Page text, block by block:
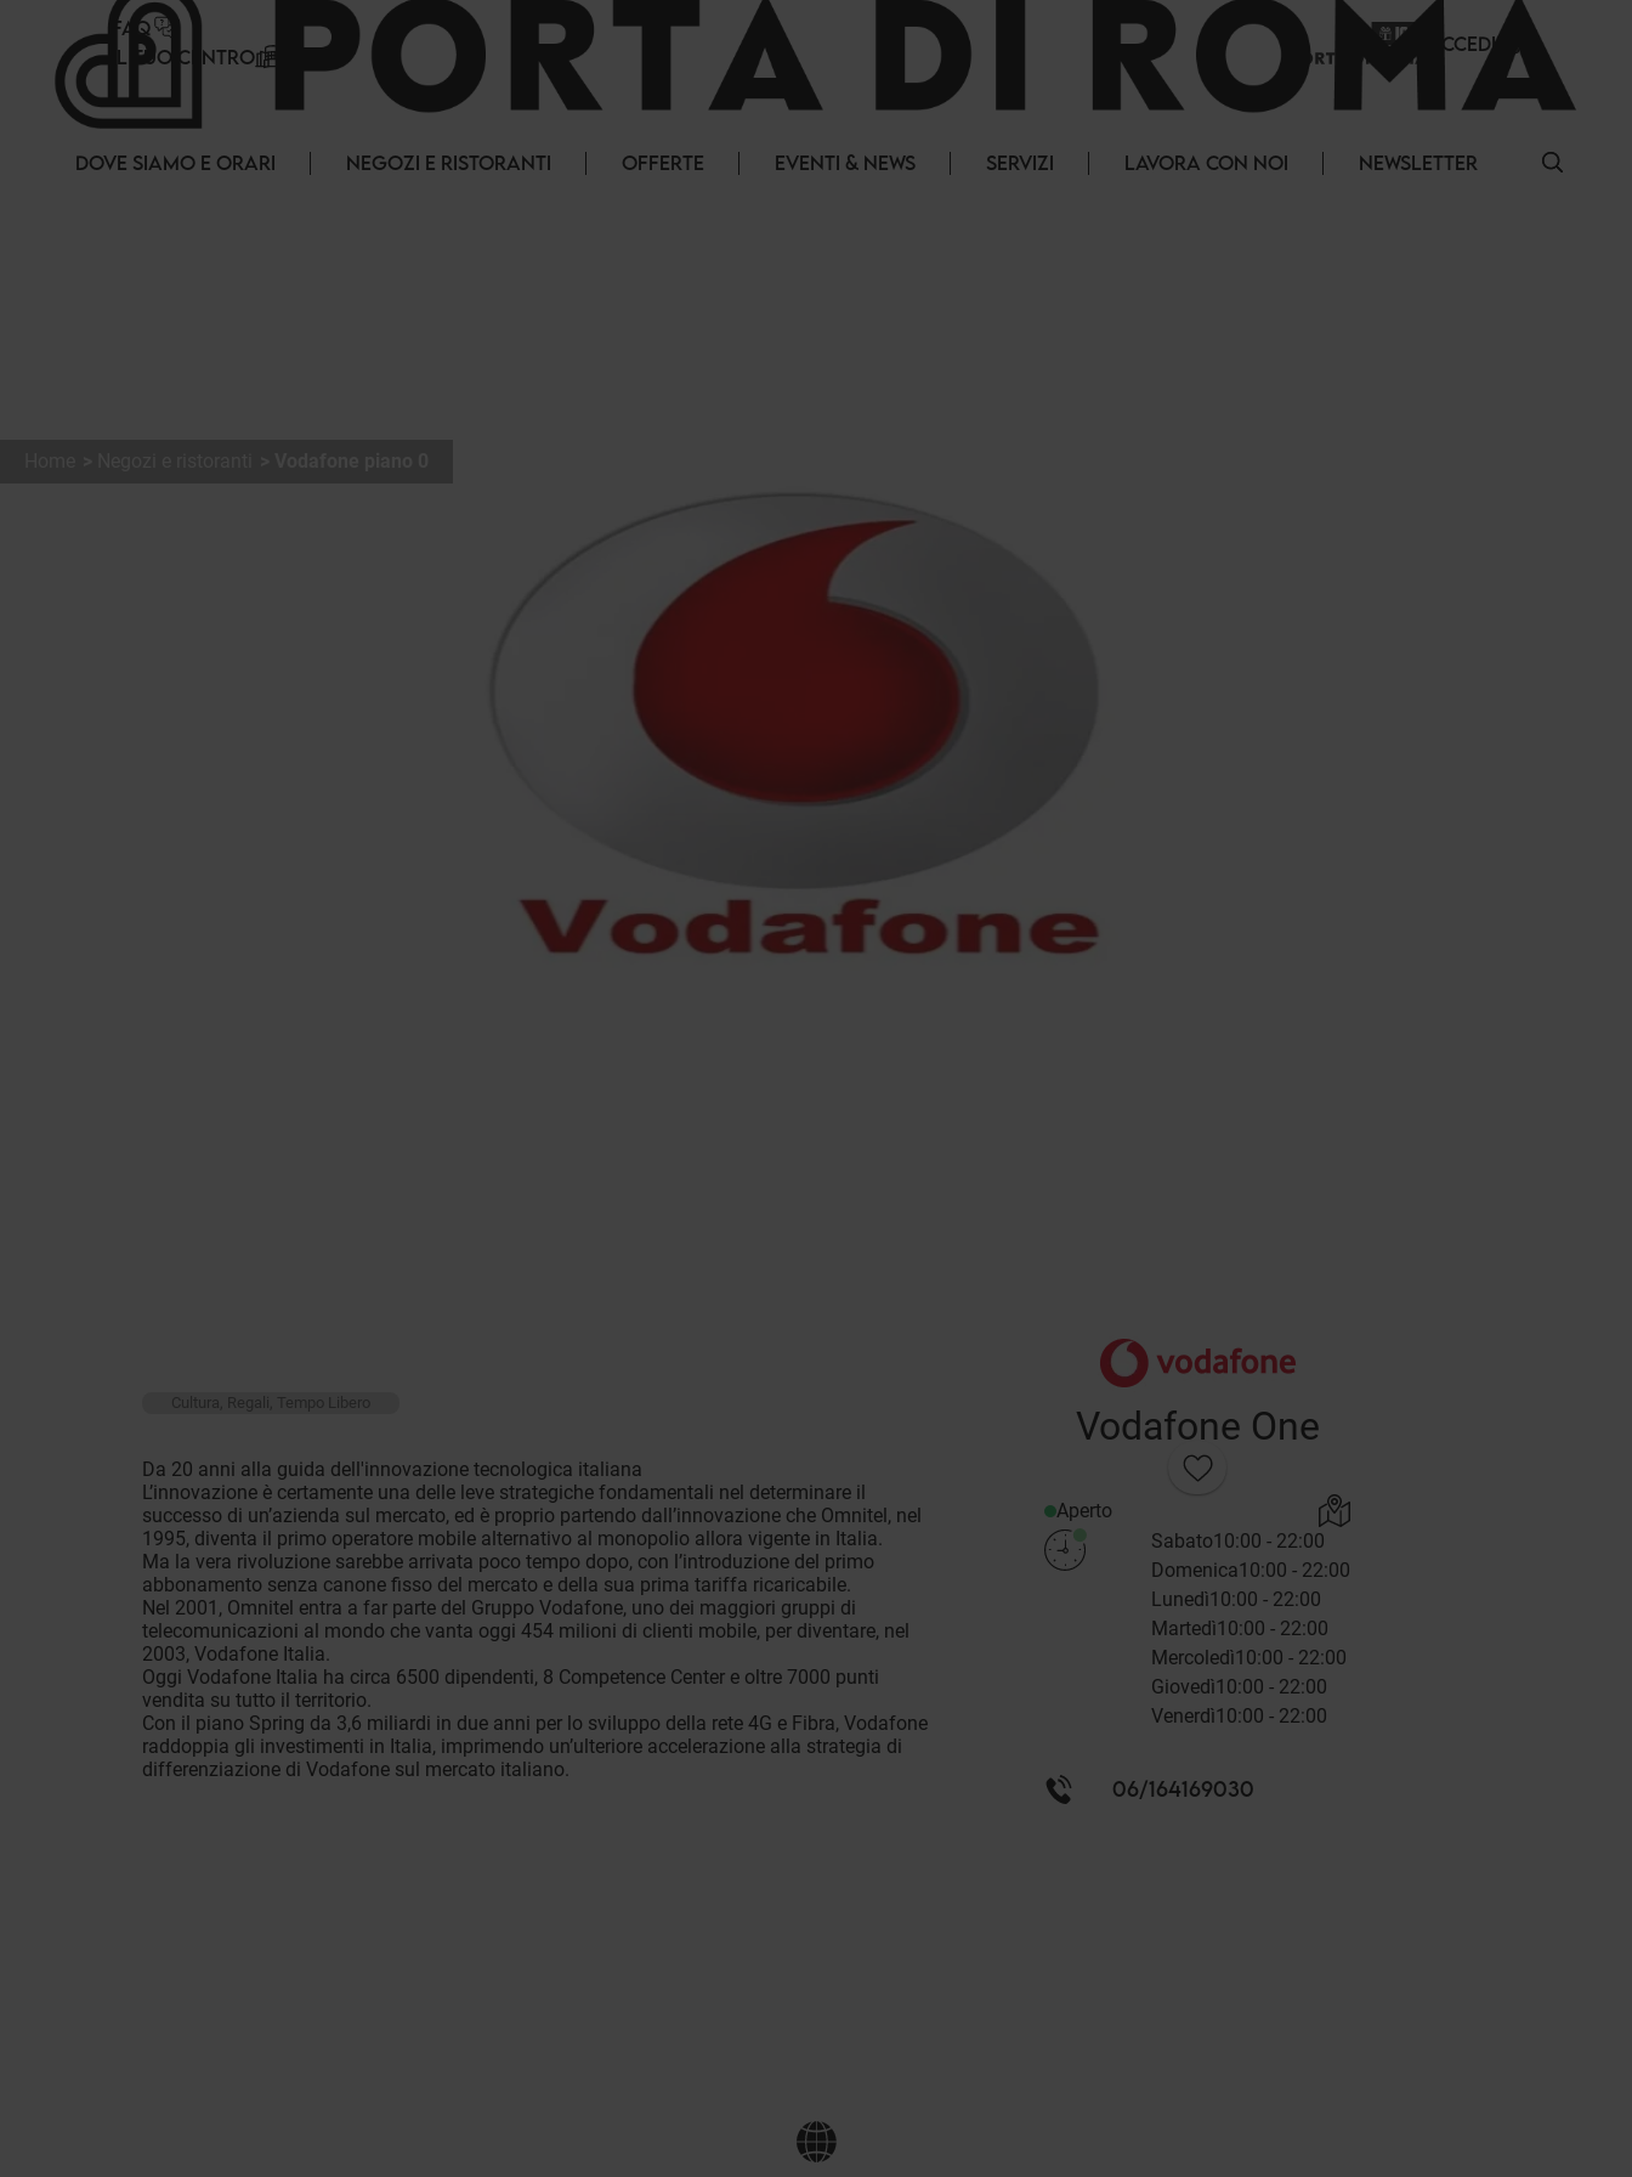
FAQ
IL TUO CENTRO
ACCEDI
DOVE SIAMO E ORARI NEGOZI E RISTORANTI OFFERTE EVENTI & NEWS SERVIZI LAVORA CON NOI NEWSLETTER
Vodafone One
Aperto
Sabato10:00 - 22:00
Domenica10:00 - 22:00
Lunedì10:00 - 22:00
Martedì10:00 - 22:00
Mercoledì10:00 - 22:00
Giovedì10:00 - 22:00
Venerdì10:00 - 22:00
06/164169030
Cultura, Regali, Tempo Libero
Da 20 anni alla guida dell'innovazione tecnologica italiana
L’innovazione è certamente una delle leve strategiche fondamentali nel determinare il
successo di un’azienda sul mercato, ed è proprio partendo dall’innovazione che Omnitel, nel
1995, diventa il primo operatore mobile alternativo al monopolio allora vigente in Italia.
Ma la vera rivoluzione sarebbe arrivata poco tempo dopo, con l’introduzione del primo
abbonamento senza canone fisso del mercato e della sua prima tariffa ricaricabile.
Nel 2001, Omnitel entra a far parte del Gruppo Vodafone, uno dei maggiori gruppi di
telecomunicazioni al mondo che vanta oggi 454 milioni di clienti mobile, per diventare, nel
2003, Vodafone Italia.
Oggi Vodafone Italia ha circa 6500 dipendenti, 8 Competence Center e oltre 7000 punti
vendita su tutto il territorio.
Con il piano Spring da 3,6 miliardi in due anni per lo sviluppo della rete 4G e Fibra, Vodafone
raddoppia gli investimenti in Italia, imprimendo un’ulteriore accelerazione alla strategia di
differenziazione di Vodafone sul mercato italiano.
Pannello di gestione dei cookies